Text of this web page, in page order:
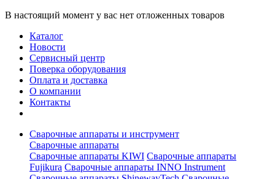
В настоящий момент у вас нет отложенных товаров
Каталог
Новости
Сервисный центр
Поверка оборудования
Оплата и доставка
О компании
Контакты
Сварочные аппараты и инструмент
Сварочные аппараты
Сварочные аппараты KIWI Сварочные аппараты
Fujikura Сварочные аппараты INNO Instrument